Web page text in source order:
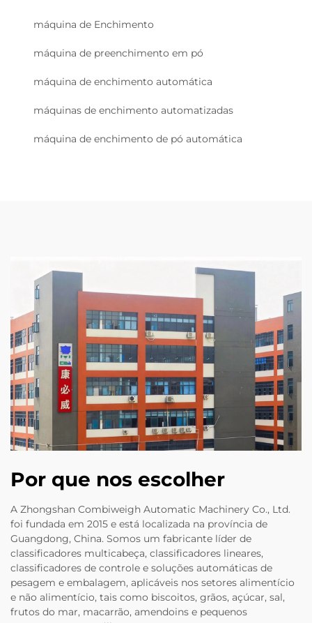
máquina de Enchimento
máquina de preenchimento em pó
máquina de enchimento automática
máquinas de enchimento automatizadas
máquina de enchimento de pó automática
Por que nos escolher
A Zhongshan Combiweigh Automatic Machinery Co., Ltd.
foi fundada em 2015 e está localizada na província de
Guangdong, China. Somos um fabricante líder de
classificadores multicabeça, classificadores lineares,
classificadores de controle e soluções automáticas de
pesagem e embalagem, aplicáveis nos setores alimentício
e não alimentício, tais como biscoitos, grãos, açúcar, sal,
frutos do mar, macarrão, amendoins e pequenos